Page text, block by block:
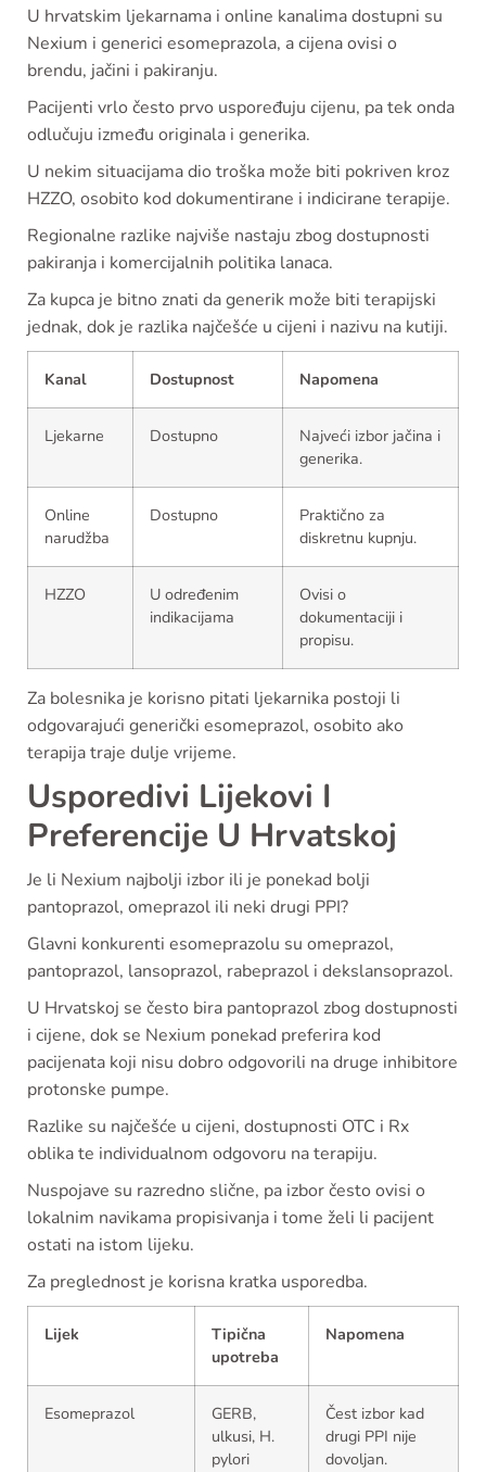
U hrvatskim ljekarnama i online kanalima dostupni su
Nexium i generici esomeprazola, a cijena ovisi o
brendu, jačini i pakiranju.
Pacijenti vrlo često prvo uspoređuju cijenu, pa tek onda
odlučuju između originala i generika.
U nekim situacijama dio troška može biti pokriven kroz
HZZO, osobito kod dokumentirane i indicirane terapije.
Regionalne razlike najviše nastaju zbog dostupnosti
pakiranja i komercijalnih politika lanaca.
Za kupca je bitno znati da generik može biti terapijski
jednak, dok je razlika najčešće u cijeni i nazivu na kutiji.
Kanal Dostupnost Napomena
Ljekarne Dostupno
Najveći izbor jačina i
generika.
Online
narudžba
Dostupno
Praktično za
diskretnu kupnju.
HZZO
U određenim
indikacijama
Ovisi o
dokumentaciji i
propisu.
Za bolesnika je korisno pitati ljekarnika postoji li
odgovarajući generički esomeprazol, osobito ako
terapija traje dulje vrijeme.
Usporedivi Lijekovi I
Preferencije U Hrvatskoj
Je li Nexium najbolji izbor ili je ponekad bolji
pantoprazol, omeprazol ili neki drugi PPI?
Glavni konkurenti esomeprazolu su omeprazol,
pantoprazol, lansoprazol, rabeprazol i dekslansoprazol.
U Hrvatskoj se često bira pantoprazol zbog dostupnosti
i cijene, dok se Nexium ponekad preferira kod
pacijenata koji nisu dobro odgovorili na druge inhibitore
protonske pumpe.
Razlike su najčešće u cijeni, dostupnosti OTC i Rx
oblika te individualnom odgovoru na terapiju.
Nuspojave su razredno slične, pa izbor često ovisi o
lokalnim navikama propisivanja i tome želi li pacijent
ostati na istom lijeku.
Za preglednost je korisna kratka usporedba.
Lijek
Tipična
upotreba
Napomena
Esomeprazol
GERB,
ulkusi, H.
pylori
Čest izbor kad
drugi PPI nije
dovoljan.